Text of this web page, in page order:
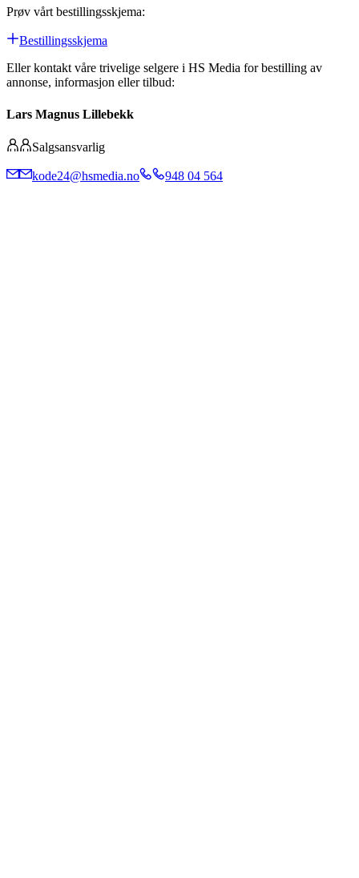
Prøv vårt bestillingsskjema:
Bestillingsskjema
Eller kontakt våre trivelige selgere i HS Media for bestilling av
annonse, informasjon eller tilbud:
Lars Magnus Lillebekk
Salgsansvarlig
kode24@hsmedia.no 948 04 564